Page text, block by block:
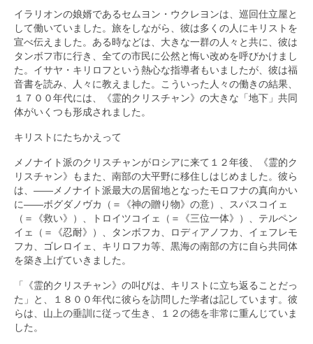
イラリオンの娘婿であるセムヨン・ウクレヨンは、巡回仕立屋と
して働いていました。旅をしながら、彼は多くの人にキリストを
宣べ伝えました。ある時などは、大きな一群の人々と共に、彼は
タンボフ市に行き、全ての市民に公然と悔い改めを呼びかけまし
た。イサヤ・キリロフという熱心な指導者もいましたが、彼は福
音書を読み、人々に教えました。こういった人々の働きの結果、
１７００年代には、《霊的クリスチャン》の大きな「地下」共同
体がいくつも形成されました。
キリストにたちかえって
メノナイト派のクリスチャンがロシアに来て１２年後、《霊的ク
リスチャン》もまた、南部の大平野に移住しはじめました。彼ら
は、――メノナイト派最大の居留地となったモロフナの真向かい
に――ボグダノヴカ（＝《神の贈り物》の意）、スパスコイェ
（＝《救い》）、トロイツコイェ（＝《三位一体》）、テルペン
イェ（＝《忍耐》）、タンボフカ、ロディアノフカ、イェフレモ
フカ、ゴレロイェ、キリロフカ等、黒海の南部の方に自ら共同体
を築き上げていきました。
「《霊的クリスチャン》の叫びは、キリストに立ち返ることだっ
た」と、１８００年代に彼らを訪問した学者は記しています。彼
らは、山上の垂訓に従って生き、１２の徳を非常に重んじていま
した。